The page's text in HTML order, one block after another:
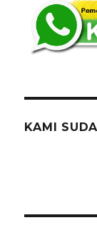
KAMI